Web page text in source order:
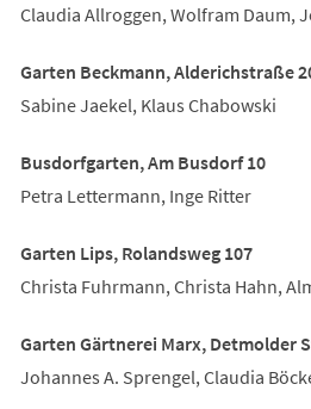
Claudia Allroggen, Wolfram Daum,
Garten Beckmann, Alderichstraße
Sabine Jaekel, Klaus Chabowski
Busdorfgarten, Am Busdorf 10
Petra Lettermann, Inge Ritter
Garten Lips, Rolandsweg 107
Christa Fuhrmann, Christa Hahn,
Garten Gärtnerei Marx, Detmolder
Johannes A. Sprengel, Claudia